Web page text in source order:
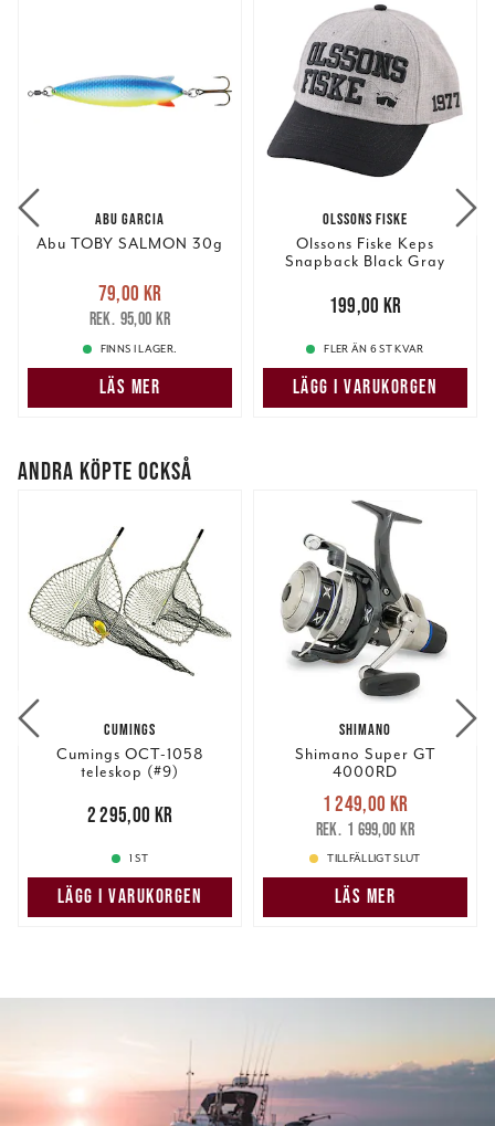
ABU GARCIA
Abu TOBY SALMON 30g
Nuvarande pris
79,00 krTidigare pris
95,00 kr
79,00 kr
95,00 kr
FINNS I LAGER.
LÄS MER
OLSSONS FISKE
Olssons Fiske Keps
Snapback Black Gray
199,00 kr
199,00 kr
FLER ÄN 6 ST KVAR
LÄGG I VARUKORGEN
ANDRA KÖPTE OCKSÅ
CUMINGS
Cumings OCT-1058
teleskop (#9)
2 295,00 kr
2 295,00 kr
1 ST
LÄGG I VARUKORGEN
SHIMANO
Shimano Super GT
4000RD
Nuvarande pris
1 249,00 krTidigare pris
1 699,00 kr
1 249,00 kr
1 699,00 kr
TILLFÄLLIGT SLUT
LÄS MER